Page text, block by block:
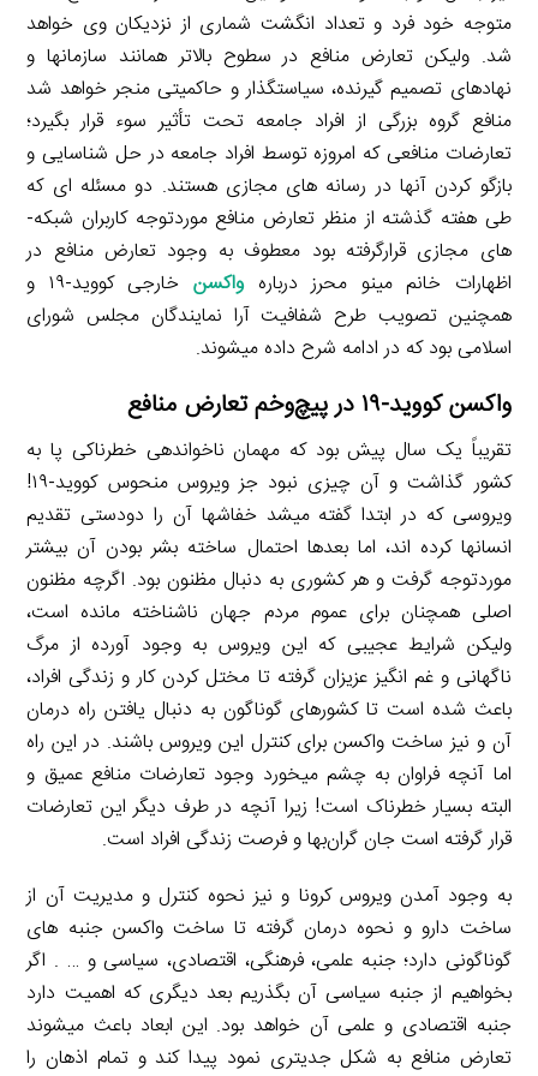
متوجه خود فرد و تعداد انگشت­ شماری از نزدیکان وی خواهد
شد. ولیکن تعارض منافع در سطوح بالاتر همانند سازمان­ها و
نهادهای تصمیم­ گیرنده، سیاست­گذار و حاکمیتی منجر خواهد شد
منافع گروه بزرگی از افراد جامعه تحت تأثیر سوء قرار بگیرد؛
تعارضات منافعی که امروزه توسط افراد جامعه در حل شناسایی و
بازگو کردن آن­ها در رسانه­ های مجازی هستند. دو مسئله ­ای که
طی هفته گذشته از منظر تعارض منافع موردتوجه کاربران شبکه­
های مجازی قرارگرفته بود معطوف به وجود تعارض منافع در
اظهارات خانم مینو محرز دربارهواکسن
خارجی کووید-۱۹ و
همچنین تصویب طرح شفافیت آرا نمایندگان مجلس شورای
اسلامی بود که در ادامه شرح داده می­شوند.
واکسن کووید-۱۹ در پیچ‌وخم تعارض منافع
تقریباً یک سال پیش بود که مهمان ناخوانده­ی خطرناکی پا به
کشور گذاشت و آن چیزی نبود جز ویروس منحوس کووید-۱۹!
ویروسی که در ابتدا گفته می­شد خفاش­ها آن را دودستی تقدیم
انسان­ها کرده­ اند، اما بعدها احتمال ساخته بشر بودن آن بیشتر
موردتوجه گرفت و هر کشوری به دنبال مظنون بود. اگرچه مظنون
اصلی همچنان برای عموم مردم جهان ناشناخته مانده است،
ولیکن شرایط عجیبی که این ویروس به وجود آورده از مرگ
ناگهانی و غم­ انگیز عزیزان گرفته تا مختل کردن کار و زندگی افراد،
باعث شده است تا کشورهای گوناگون به دنبال یافتن راه درمان
آن و نیز ساخت واکسن برای کنترل این ویروس باشند. در این راه
اما آنچه فراوان به چشم می­خورد وجود تعارضات منافع عمیق و
البته بسیار خطرناک است! زیرا آنچه در طرف دیگر این تعارضات
قرار گرفته است جان گران‌بها و فرصت زندگی افراد است.
به وجود آمدن ویروس کرونا و نیز نحوه کنترل و مدیریت آن از
ساخت دارو و نحوه درمان گرفته تا ساخت واکسن جنبه ­های
گوناگونی دارد؛ جنبه علمی، فرهنگی، اقتصادی، سیاسی و … . اگر
بخواهیم از جنبه سیاسی آن بگذریم بعد دیگری که اهمیت دارد
جنبه اقتصادی و علمی آن خواهد بود. این ابعاد باعث می­شوند
تعارض منافع به شکل جدی­تری نمود پیدا کند و تمام اذهان را